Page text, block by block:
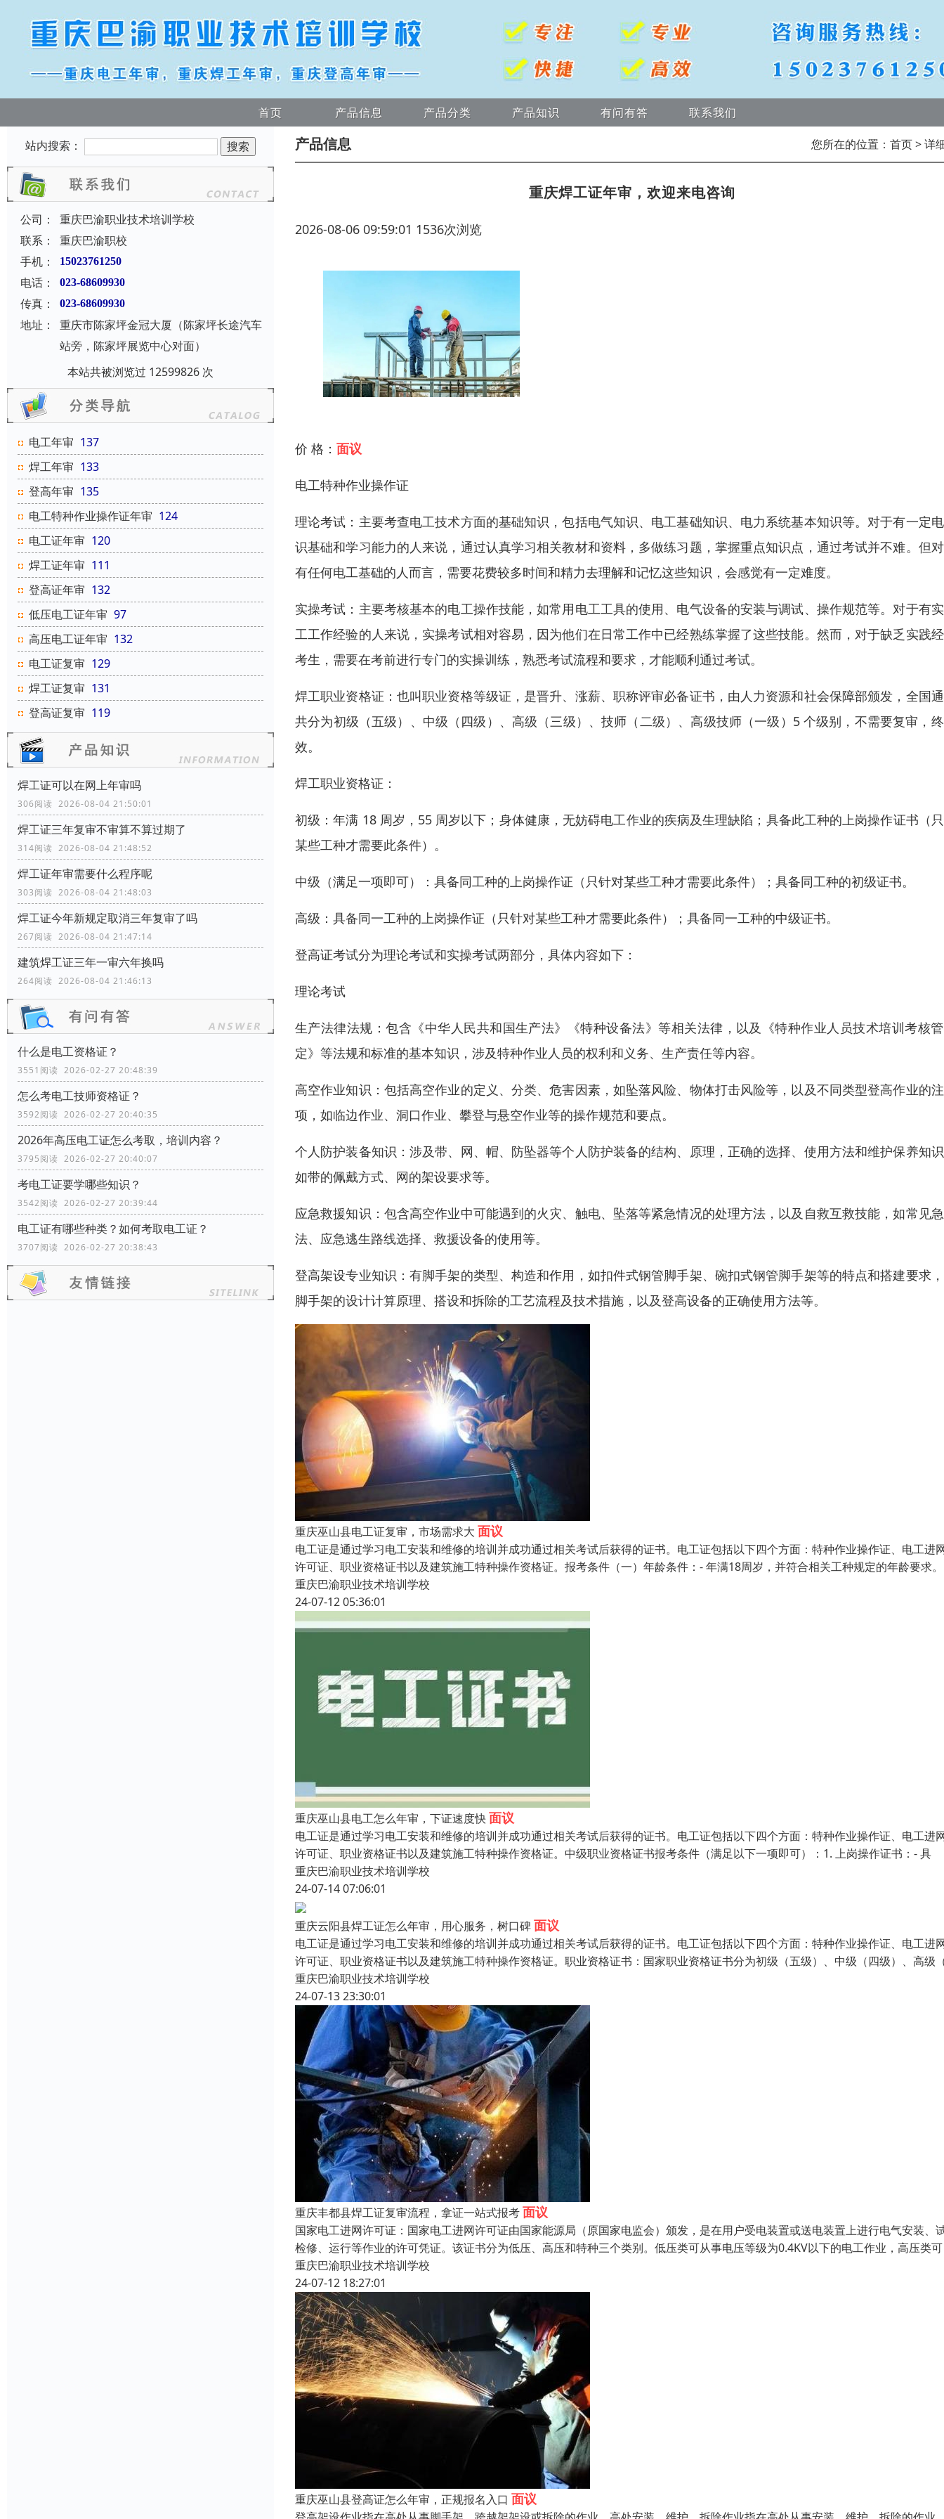
首页 产品信息 产品分类 产品知识 有问有答 联系我们
站内搜索：
公司：
重庆巴渝职业技术培训学校
联系：
重庆巴渝职校
手机：
15023761250
电话： 023-68609930
传真： 023-68609930
地址：
重庆市陈家坪金冠大厦（陈家坪长途汽车
站旁，陈家坪展览中心对面）
本站共被浏览过 12599826 次
电工年审 137
焊工年审 133
登高年审 135
电工特种作业操作证年审 124
电工证年审 120
焊工证年审 111
登高证年审 132
低压电工证年审 97
高压电工证年审 132
电工证复审 129
焊工证复审 131
登高证复审 119
焊工证可以在网上年审吗
306阅读 2026-08-04 21:50:01
焊工证三年复审不审算不算过期了
314阅读 2026-08-04 21:48:52
焊工证年审需要什么程序呢
303阅读 2026-08-04 21:48:03
焊工证今年新规定取消三年复审了吗
267阅读 2026-08-04 21:47:14
建筑焊工证三年一审六年换吗
264阅读 2026-08-04 21:46:13
什么是电工资格证？
3551阅读 2026-02-27 20:48:39
怎么考电工技师资格证？
3592阅读 2026-02-27 20:40:35
2026年高压电工证怎么考取，培训内容？
3795阅读 2026-02-27 20:40:07
考电工证要学哪些知识？
3542阅读 2026-02-27 20:39:44
电工证有哪些种类？如何考取电工证？
3707阅读 2026-02-27 20:38:43
产品信息 您所在的位置： 首页> 详
重庆焊工证年审，欢迎来电咨询
2026-08-06 09:59:01 1536次浏览
价 格： 面议
电工特种作业操作证
理论考试：主要考查电工技术方面的基础知识，包括电气知识、电工基础知识、电力系统基本知识等。对于有一定
识基础和学习能力的人来说，通过认真学习相关教材和资料，多做练习题，掌握重点知识点，通过考试并不难。但
有任何电工基础的人而言，需要花费较多时间和精力去理解和记忆这些知识，会感觉有一定难度。
实操考试：主要考核基本的电工操作技能，如常用电工工具的使用、电气设备的安装与调试、操作规范等。对于有
工工作经验的人来说，实操考试相对容易，因为他们在日常工作中已经熟练掌握了这些技能。然而，对于缺乏实践
考生，需要在考前进行专门的实操训练，熟悉考试流程和要求，才能顺利通过考试。
焊工职业资格证：也叫职业资格等级证，是晋升、涨薪、职称评审必备证书，由人力资源和社会保障部颁发，全国
共分为初级（五级）、中级（四级）、高级（三级）、技师（二级）、高级技师（一级）5 个级别，不需要复审，
效。
焊工职业资格证：
初级：年满 18 周岁，55 周岁以下；身体健康，无妨碍电工作业的疾病及生理缺陷；具备此工种的上岗操作证书（
某些工种才需要此条件）。
中级（满足一项即可）：具备同工种的上岗操作证（只针对某些工种才需要此条件）；具备同工种的初级证书。
高级：具备同一工种的上岗操作证（只针对某些工种才需要此条件）；具备同一工种的中级证书。
登高证考试分为理论考试和实操考试两部分，具体内容如下：
理论考试
生产法律法规：包含《中华人民共和国生产法》《特种设备法》等相关法律，以及《特种作业人员技术培训考核
定》等法规和标准的基本知识，涉及特种作业人员的权利和义务、生产责任等内容。
高空作业知识：包括高空作业的定义、分类、危害因素，如坠落风险、物体打击风险等，以及不同类型登高作业的
项，如临边作业、洞口作业、攀登与悬空作业等的操作规范和要点。
个人防护装备知识：涉及带、网、帽、防坠器等个人防护装备的结构、原理，正确的选择、使用方法和维护保养知
如带的佩戴方式、网的架设要求等。
应急救援知识：包含高空作业中可能遇到的火灾、触电、坠落等紧急情况的处理方法，以及自救互救技能，如常见
法、应急逃生路线选择、救援设备的使用等。
登高架设专业知识：有脚手架的类型、构造和作用，如扣件式钢管脚手架、碗扣式钢管脚手架等的特点和搭建要求
脚手架的设计计算原理、搭设和拆除的工艺流程及技术措施，以及登高设备的正确使用方法等。
重庆巫山县电工证复审，市场需求大 面议
电工证是通过学习电工安装和维修的培训并成功通过相关考试后获得的证书。电工证包括以下四个方面：特种作业操作证、电工进
许可证、职业资格证书以及建筑施工特种操作资格证。报考条件（一）年龄条件：- 年满18周岁，并符合相关工种规定的年龄要求。
重庆巴渝职业技术培训学校
24-07-12 05:36:01
重庆巫山县电工怎么年审，下证速度快面议
电工证是通过学习电工安装和维修的培训并成功通过相关考试后获得的证书。电工证包括以下四个方面：特种作业操作证、电工进
许可证、职业资格证书以及建筑施工特种操作资格证。中级职业资格证书报考条件（满足以下一项即可）：1. 上岗操作证书：- 具
重庆巴渝职业技术培训学校
24-07-14 07:06:01
重庆云阳县焊工证怎么年审，用心服务，树口碑面议
电工证是通过学习电工安装和维修的培训并成功通过相关考试后获得的证书。电工证包括以下四个方面：特种作业操作证、电工进
许可证、职业资格证书以及建筑施工特种操作资格证。职业资格证书：国家职业资格证书分为初级（五级）、中级（四级）、高级
重庆巴渝职业技术培训学校
24-07-13 23:30:01
重庆丰都县焊工证复审流程，拿证一站式报考面议
国家电工进网许可证：国家电工进网许可证由国家能源局（原国家电监会）颁发，是在用户受电装置或送电装置上进行电气安装、
检修、运行等作业的许可凭证。该证书分为低压、高压和特种三个类别。低压类可从事电压等级为0.4KV以下的电工作业，高压类可
重庆巴渝职业技术培训学校
24-07-12 18:27:01
重庆巫山县登高证怎么年审，正规报名入口 面议